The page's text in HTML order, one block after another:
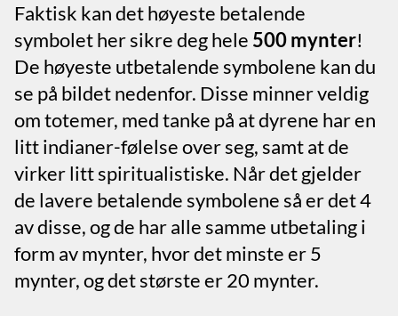
Faktisk kan det høyeste betalende
symbolet her sikre deg hele 500 mynter!
De høyeste utbetalende symbolene kan du
se på bildet nedenfor. Disse minner veldig
om totemer, med tanke på at dyrene har en
litt indianer-følelse over seg, samt at de
virker litt spiritualistiske. Når det gjelder
de lavere betalende symbolene så er det 4
av disse, og de har alle samme utbetaling i
form av mynter, hvor det minste er 5
mynter, og det største er 20 mynter.